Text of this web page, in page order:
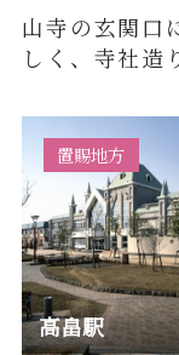
山寺の玄関口
しく、寺社造
の駅百選」に
ました。
高畠駅
置賜地方